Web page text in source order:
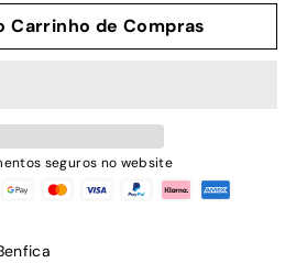
Carrinho de Compras
seguros no website